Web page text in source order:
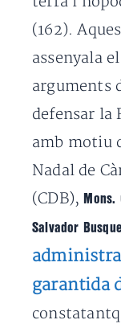
(162).
assenyala
arguments
defensar la
amb motiu
Nadal de
(CDB),Mons.
Salvador
garantida